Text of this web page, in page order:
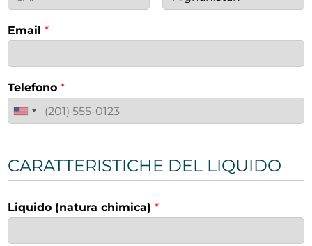
Email*
Telefono*
CARATTERISTICHE DEL LIQUIDO
Liquido (natura chimica)*